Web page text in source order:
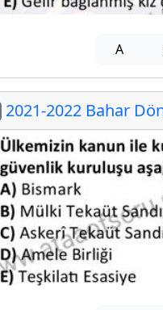
A
2021-2022 Bahar